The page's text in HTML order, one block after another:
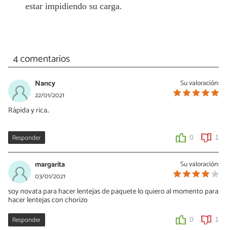
estar impidiendo su carga.
4 comentarios
Su valoración:
Nancy
22/01/2021
Rápida y rica..
Responder 0 1
Su valoración:
margarita
03/01/2021
soy novata para hacer lentejas de paquete lo quiero al momento para
hacer lentejas con chorizo
Responder 0 1